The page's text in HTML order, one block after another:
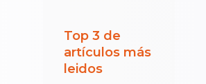
Top 3 de
artículos más
leidos